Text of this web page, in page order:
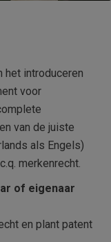
het introduceren
voor
van de juiste
als Engels)
merkenrecht.
of eigenaar
en plant patent